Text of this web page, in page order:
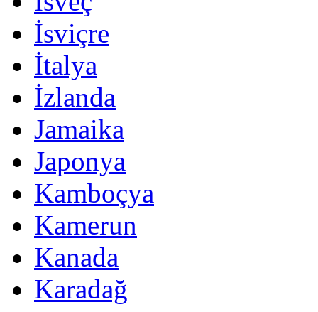
İsviçre
İtalya
İzlanda
Jamaika
Japonya
Kamboçya
Kamerun
Kanada
Karadağ